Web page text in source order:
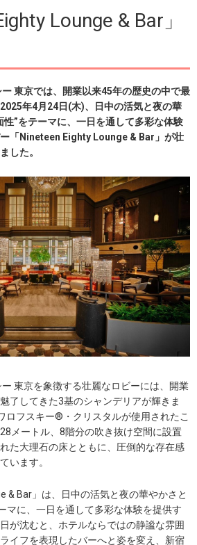
Lounge & Bar」
東京では、開業以来45年の歴史の中で最
年4月24日(木)、日中の活気と夜の華
性”をテーマに、一日を通して多彩な体験
「Nineteen Eighty Lounge & Bar」が壮
した。
東京を象徴する壮麗なロビーには、開業
了してきた3基のシャンデリアが輝きま
ロフスキー®・クリスタルが使用されたこ
メートル、8階分の吹き抜け空間に設置
た大理石の床とともに、圧倒的な存在感
います。
& Bar」は、日中の活気と夜の華やかさと
マに、一日を通して多彩な体験を提供す
が沈むと、ホテルならではの静謐な雰囲
イフを表現したバーへと姿を変え、新宿